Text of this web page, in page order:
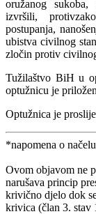
oružanog
izvršili,
postupanja,
ubistva civilnog
zločin protiv
Tužilaštvo BiH u
optužnicu je
Optužnica je
*napomena o
Ovom objavom ne
narušava princip
krivično djelo dok
krivica (član 3.